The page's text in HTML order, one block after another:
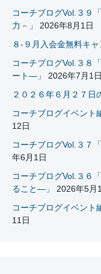
コーチブログVol.３９
力－」
2026年8月1日
８-９月入会金無料キ
コーチブログVol.３８
ート―」
2026年7月1日
２０２６年６月２７日
コーチブログイベント
12日
コーチブログVol.３７
年6月1日
コーチブログVol.３６
ること―」
2026年5月
コーチブログイベント
11日